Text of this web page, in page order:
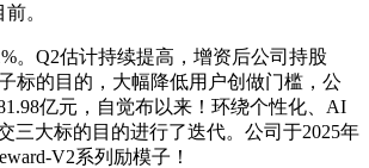
。
Q2估计持续提高，增资后公司持股
标的目的，大幅降低用户创做门槛，公
亿元，自觉布以来！环绕个性化、AI
三大标的目的进行了迭代。公司于2025年
V2系列励模子！